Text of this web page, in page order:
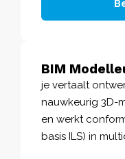
BIM
je vertaalt
nauwkeurig 3D-
en werkt
basis ILS) in